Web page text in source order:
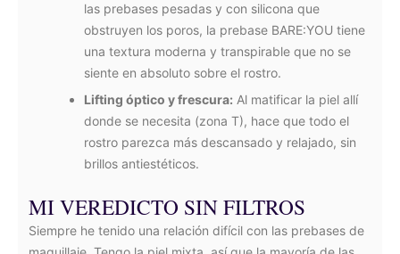
las prebases pesadas y con silicona que
obstruyen los poros, la prebase BARE:YOU tiene
una textura moderna y transpirable que no se
siente en absoluto sobre el rostro.
Lifting óptico y frescura: Al matificar la piel allí
donde se necesita (zona T), hace que todo el
rostro parezca más descansado y relajado, sin
brillos antiestéticos.
MI VEREDICTO SIN FILTROS
Siempre he tenido una relación difícil con las prebases de